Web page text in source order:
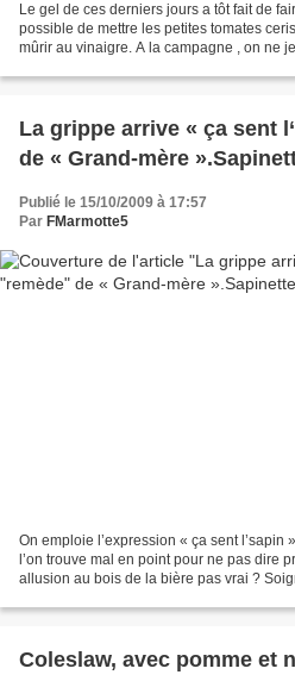
Le gel de ces derniers jours a tôt fait de
possible de mettre les petites tomates
mûrir au vinaigre. A la campagne , on ne
La grippe arrive « ça sent
de « Grand-mère
Publié le 15/10/2009 à 17:57
Par FMarmotte5
On emploie l’expression « ça sent l’sapin
l’on trouve mal en point pour ne pas dire
allusion au bois de la bière pas vrai ?
Coleslaw, avec pomme et